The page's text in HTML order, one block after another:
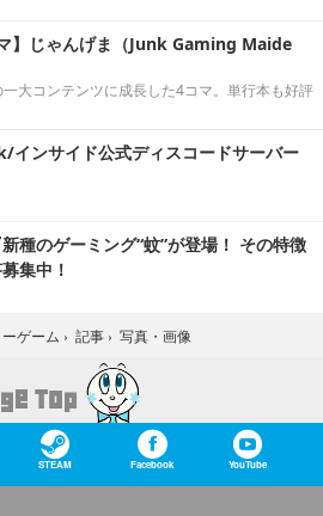
】じゃんげま（Junk Gaming Maide
大コンテンツに成長した4コマ。単行本も好評
ンサイド公式ディスコードサーバー
新種のゲーミング“蚊”が登場！ その特徴
集中！
ゲーム › 記事 › 写真・画像
STEAM Facebook YouTube